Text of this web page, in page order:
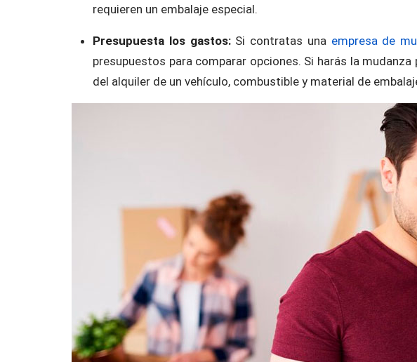
requieren un embalaje especial.
Presupuesta los gastos: Si contratas una empresa de
presupuestos para comparar opciones. Si harás la
del alquiler de un vehículo, combustible y material de